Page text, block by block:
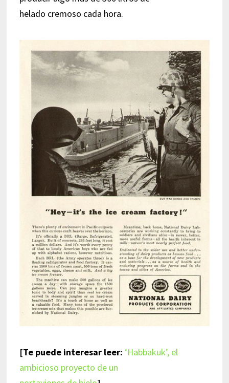
helado cremoso cada hora.
[Te puede interesar leer: ‘Habbakuk’, el
ambicioso proyecto de un